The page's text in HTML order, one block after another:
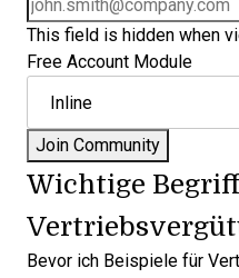
This field is hidden when
Free Account Module
Wichtige
Bevor ich Beispiele für